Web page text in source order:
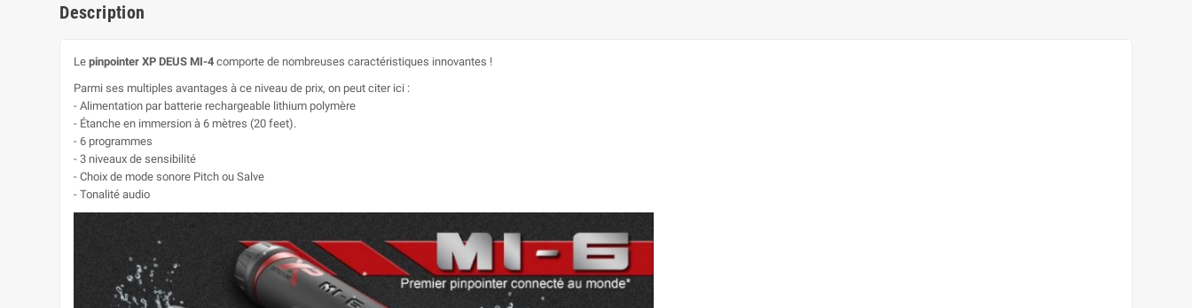
Description
Lepinpointer XP DEUS MI-4 comporte de nombreuses caractéristiques innovantes !
Parmi ses multiples avantages à ce niveau de prix, on peut citer ici :
- Alimentation par batterie rechargeable lithium polymère
- Étanche en immersion à 6 mètres (20 feet).
- 6 programmes
- 3 niveaux de sensibilité
- Choix de mode sonore Pitch ou Salve
- Tonalité audio